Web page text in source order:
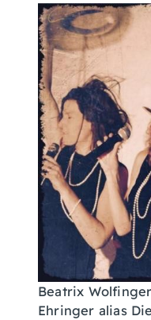
Beatrix
Ehringer alias